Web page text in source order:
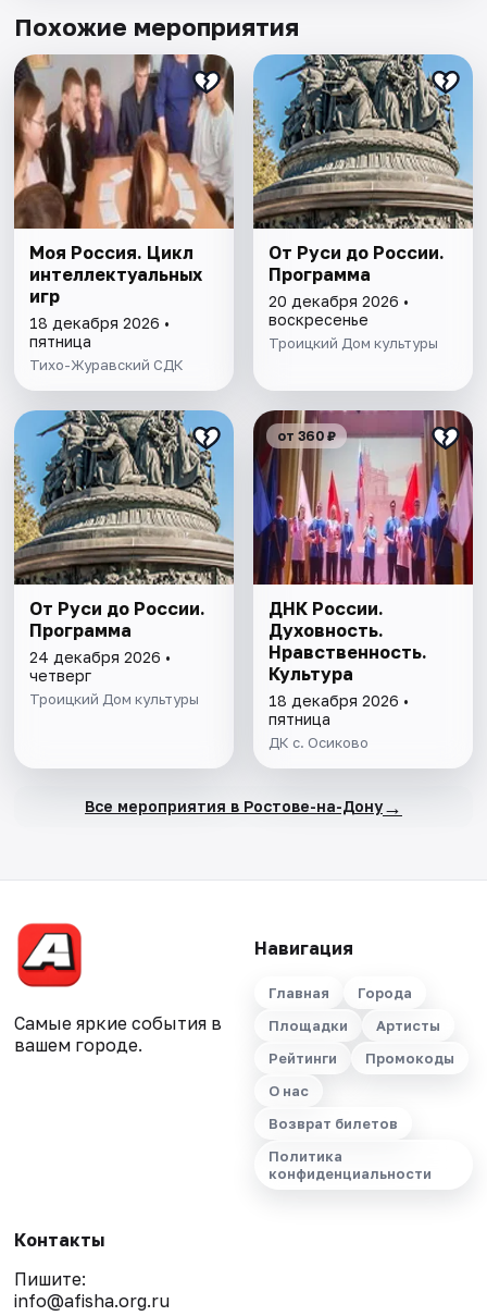
Похожие мероприятия
Моя Россия. Цикл
интеллектуальных
игр
18 декабря 2026 •
пятница
Тихо-Журавский СДК
От Руси до России.
Программа
20 декабря 2026 •
воскресенье
Троицкий Дом культуры
От Руси до России.
Программа
24 декабря 2026 •
четверг
Троицкий Дом культуры
от 360 ₽
ДНК России.
Духовность.
Нравственность.
Культура
18 декабря 2026 •
пятница
ДК с. Осиково
Все мероприятия в Ростове-на-Дону→
Самые яркие события в
вашем городе.
Навигация
Главная
Города
Площадки
Артисты
Рейтинги
Промокоды
О нас
Возврат билетов
Политика
конфиденциальности
Контакты
Пишите:
info@afisha.org.ru